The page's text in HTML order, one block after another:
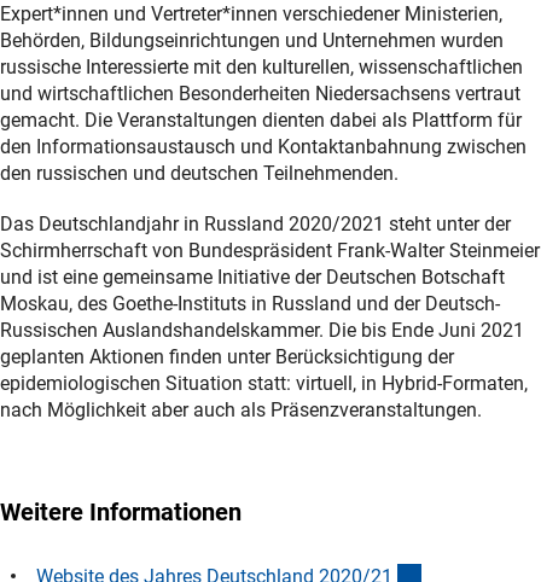
Expert*innen und Vertreter*innen verschiedener Ministerien,
Behörden, Bildungseinrichtungen und Unternehmen wurden
russische Interessierte mit den kulturellen, wissenschaftlichen
und wirtschaftlichen Besonderheiten Niedersachsens vertraut
gemacht. Die Veranstaltungen dienten dabei als Plattform für
den Informationsaustausch und Kontaktanbahnung zwischen
den russischen und deutschen Teilnehmenden.
Das Deutschlandjahr in Russland 2020/2021 steht unter der
Schirmherrschaft von Bundespräsident Frank-Walter Steinmeier
und ist eine gemeinsame Initiative der Deutschen Botschaft
Moskau, des Goethe-Instituts in Russland und der Deutsch-
Russischen Auslandshandelskammer. Die bis Ende Juni 2021
geplanten Aktionen finden unter Berücksichtigung der
epidemiologischen Situation statt: virtuell, in Hybrid-Formaten,
nach Möglichkeit aber auch als Präsenzveranstaltungen.
Weitere Informationen
Website des Jahres Deutschland 2020/21